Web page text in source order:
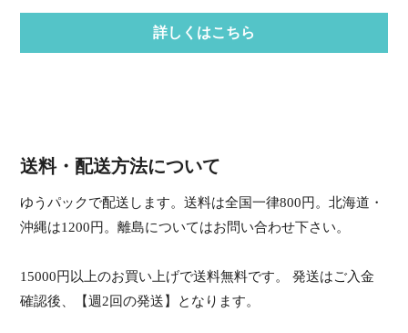
詳しくはこちら
送料・配送方法について
ゆうパックで配送します。送料は全国一律800円。北海道・
沖縄は1200円。離島についてはお問い合わせ下さい。
15000円以上のお買い上げで送料無料です。 発送はご入金
確認後、【週2回の発送】となります。